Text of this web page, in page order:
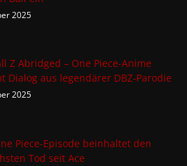
2025
Z Abridged – One Piece-Anime
Dialog aus legendärer DBZ-Parodie
2025
Piece-Episode beinhaltet den
Tod seit Ace